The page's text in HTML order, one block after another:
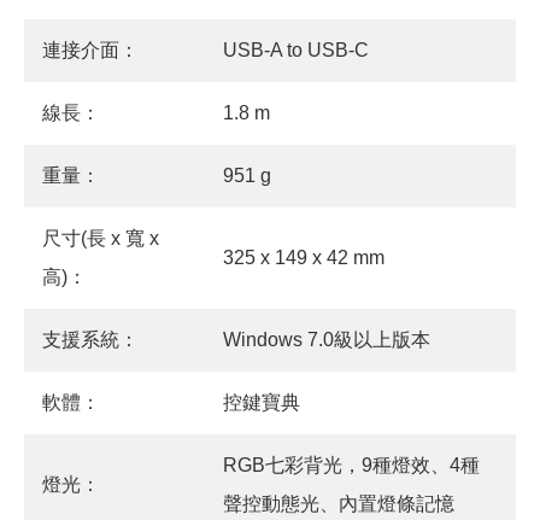
連接介面： USB-A to USB-C
線長： 1.8 m
重量： 951 g
尺寸(長 x 寬 x
高)：
325 x 149 x 42 mm
支援系統： Windows 7.0級以上版本
軟體： 控鍵寶典
燈光：
RGB七彩背光，9種燈效、4種
聲控動態光、內置燈條記憶